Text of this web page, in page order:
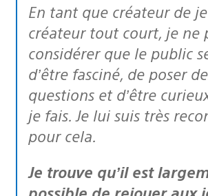
En tant que créateur de jeux, ou
créateur tout court, je ne
considérer que le public
d’être fasciné, de poser
questions et d’être
je fais. Je lui suis très
pour cela.
Je trouve qu’il est largement
possible de rejouer aux